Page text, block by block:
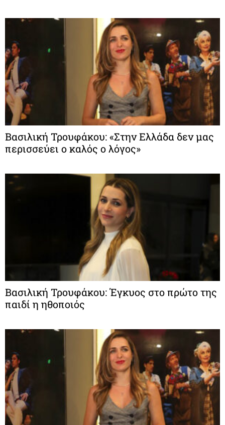
Βασιλική Τρουφάκου: «Στην Ελλάδα δεν μας
περισσεύει ο καλός ο λόγος»
Βασιλική Τρουφάκου: Έγκυος στο πρώτο της
παιδί η ηθοποιός